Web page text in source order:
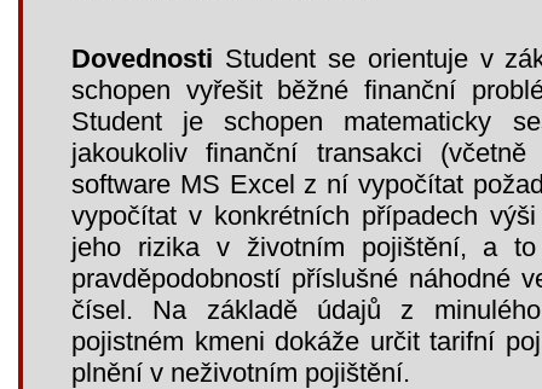
Dovednosti Student se orientuje v
schopen vyřešit běžné finanční
Student je schopen matematicky
jakoukoliv finanční transakci
software MS Excel z ní vypočítat
vypočítat v konkrétních případech
jeho rizika v životním pojištění, a
pravděpodobností příslušné náhodné
čísel. Na základě údajů z
pojistném kmeni dokáže určit tarifní
plnění v neživotním pojištění.